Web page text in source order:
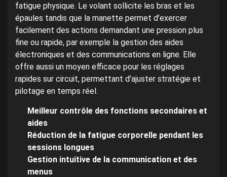
fatigue physique. Le volant sollicite les bras et les
épaules tandis que la manette permet d’exercer
facilement des actions demandant une pression plus
fine ou rapide, par exemple la gestion des aides
électroniques et des communications en ligne. Elle
offre aussi un moyen efficace pour les réglages
rapides sur circuit, permettant d’ajuster stratégie et
pilotage en temps réel.
Meilleur contrôle des fonctions secondaires et
aides
Réduction de la fatigue corporelle pendant les
sessions longues
Gestion intuitive de la communication et des
menus